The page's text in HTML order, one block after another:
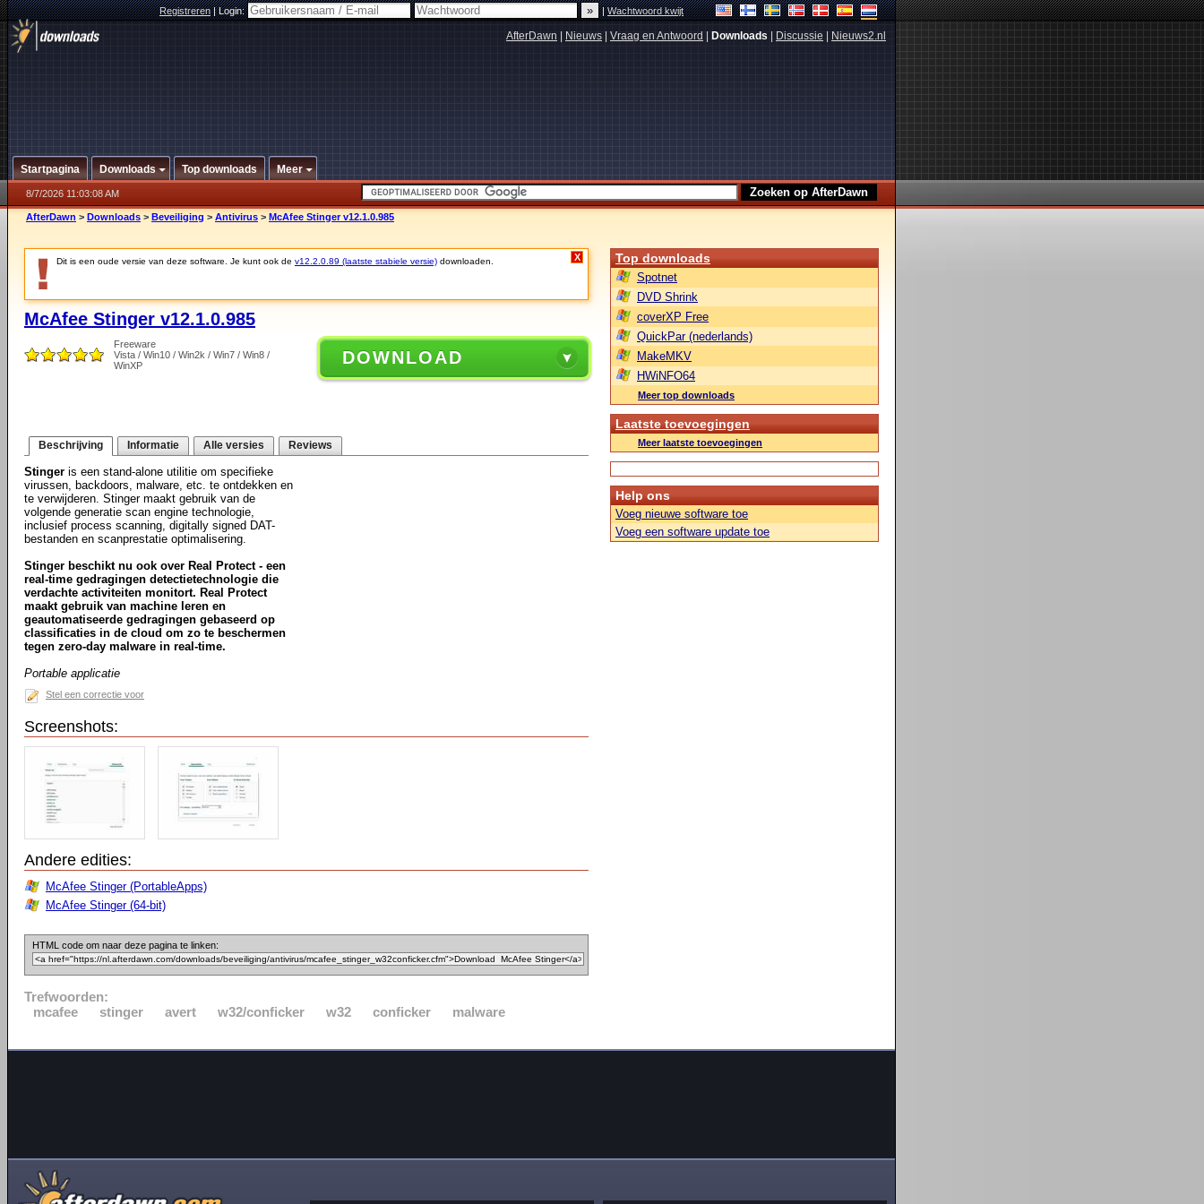
Registreren|Login: |Wachtwoord kwijt
AfterDawn Nieuws Vraag en Antwoord Downloads Discussie Nieuws2.nl
Startpagina Downloads Top downloads Meer
8/7/2026 11:03:08 AM
AfterDawn > Downloads > Beveiliging > Antivirus > McAfee Stinger v12.1.0.985
Dit is een oude versie van deze software. Je kunt ook de v12.2.0.89 (laatste stabiele versie) downloaden. X
McAfee Stinger v12.1.0.985
Freeware
Vista / Win10 / Win2k / Win7 / Win8 /
WinXP
DOWNLOAD
Beschrijving Informatie Alle versies Reviews
Stinger is een stand-alone utilitie om specifieke
virussen, backdoors, malware, etc. te ontdekken en
te verwijderen. Stinger maakt gebruik van de
volgende generatie scan engine technologie,
inclusief process scanning, digitally signed DAT-
bestanden en scanprestatie optimalisering.
Stinger beschikt nu ook over Real Protect - een
real-time gedragingen detectietechnologie die
verdachte activiteiten monitort. Real Protect
maakt gebruik van machine leren en
geautomatiseerde gedragingen gebaseerd op
classificaties in de cloud om zo te beschermen
tegen zero-day malware in real-time.
Portable applicatie
Stel een correctie voor
Screenshots:
Andere edities:
McAfee Stinger (PortableApps)
McAfee Stinger (64-bit)
HTML code om naar deze pagina te linken:
Trefwoorden:
mcafee
stinger avert w32/conficker w32 conficker malware
Top downloads
Spotnet
DVD Shrink
coverXP Free
QuickPar (nederlands)
MakeMKV
HWiNFO64
Meer top downloads
Laatste toevoegingen
Meer laatste toevoegingen
Help ons
Voeg nieuwe software toe
Voeg een software update toe